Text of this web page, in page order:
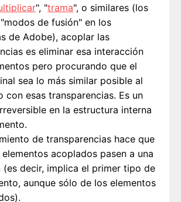
", "trama", o similares (los
de fusión" en los
de Adobe), acoplar las
es eliminar esa interacción
pero procurando que el
sea lo más similar posible al
con esas transparencias. Es un
en la estructura interna
de transparencias hace que
acoplados pasen a una
(es decir, implica el primer tipo de
aunque sólo de los elementos